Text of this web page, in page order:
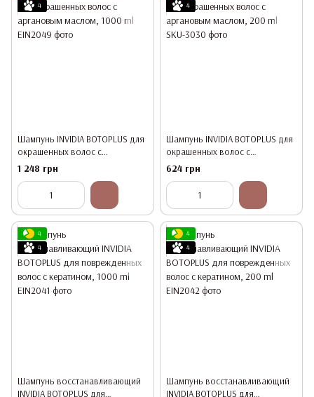
4
Шампунь INVIDIA BOTOPLUS для
окрашенных волос с
аргановым маслом, 1000 ml
1 248 грн
4
Шампунь INVIDIA BOTOPLUS для
окрашенных волос с
аргановым маслом, 200 ml
624 грн
4
4
Шампунь восстанавливающий
INVIDIA BOTOPLUS для
4
4
Шампунь восстанавливающий
INVIDIA BOTOPLUS для